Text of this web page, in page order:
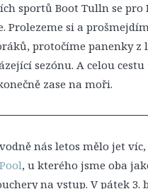
sportů Boot Tulln se pro
si a
protočíme panenky z
sezónu. A celou
zase na moři.
nás letos mělo jet
, u kterého jsme oba
na vstup. V pátek 3.